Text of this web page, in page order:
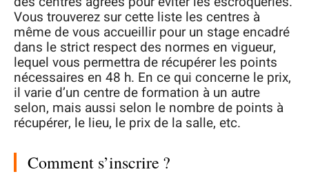
Vous trouverez sur cette liste les centres à
même de vous accueillir pour un stage encadré
dans le strict respect des normes en vigueur,
lequel vous permettra de récupérer les points
nécessaires en 48 h. En ce qui concerne le prix,
il varie d’un centre de formation à un autre
selon, mais aussi selon le nombre de points à
récupérer, le lieu, le prix de la salle, etc.
Comment s’inscrire ?